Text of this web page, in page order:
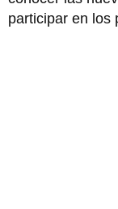
participar en los